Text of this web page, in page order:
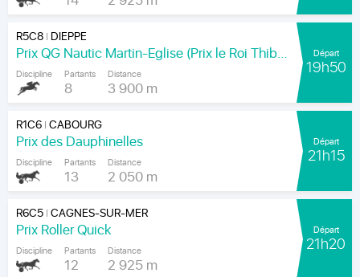
R5C8| DIEPPE
Prix QG Nautic Martin-Eglise (Prix le Roi Thibault)
Discipline Partants
8
Distance
3 900 m
Départ
19h50
R1C6|CABOURG
Prix des Dauphinelles
Discipline Partants
13
Distance
2 050 m
Départ
21h15
R6C5|CAGNES-SUR-MER
Prix Roller Quick
Discipline Partants
12
Distance
2 925 m
Départ
21h20